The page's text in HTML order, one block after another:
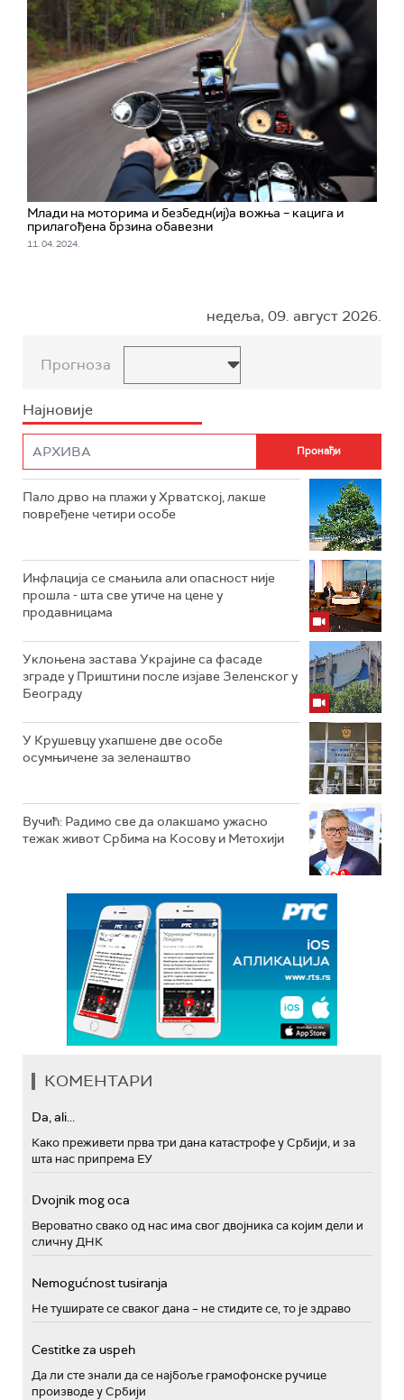
Млади на моторима и безбедн(иј)а вожња – кацига и
прилагођена брзина обавезни
11. 04. 2024.
недеља, 09. август 2026.
Прогноза
Најновије
Пало дрво на плажи у Хрватској, лакше
повређене четири особе
Инфлација се смањила али опасност није
прошла - шта све утиче на цене у
продавницама
Уклоњена застава Украјине са фасаде
зграде у Приштини после изјаве Зеленског у
Београду
У Крушевцу ухапшене две особе
осумњичене за зеленаштво
Вучић: Радимо све да олакшамо ужасно
тежак живот Србима на Косову и Метохији
КОМЕНТАРИ
Da, ali...
Како преживети прва три дана катастрофе у Србији, и за
шта нас припрема ЕУ
Dvojnik mog oca
Вероватно свако од нас има свог двојника са којим дели и
сличну ДНК
Nemogućnost tusiranja
Не туширате се сваког дана – не стидите се, то је здраво
Cestitke za uspeh
Да ли сте знали да се најбоље грамофонске ручице
производе у Србији